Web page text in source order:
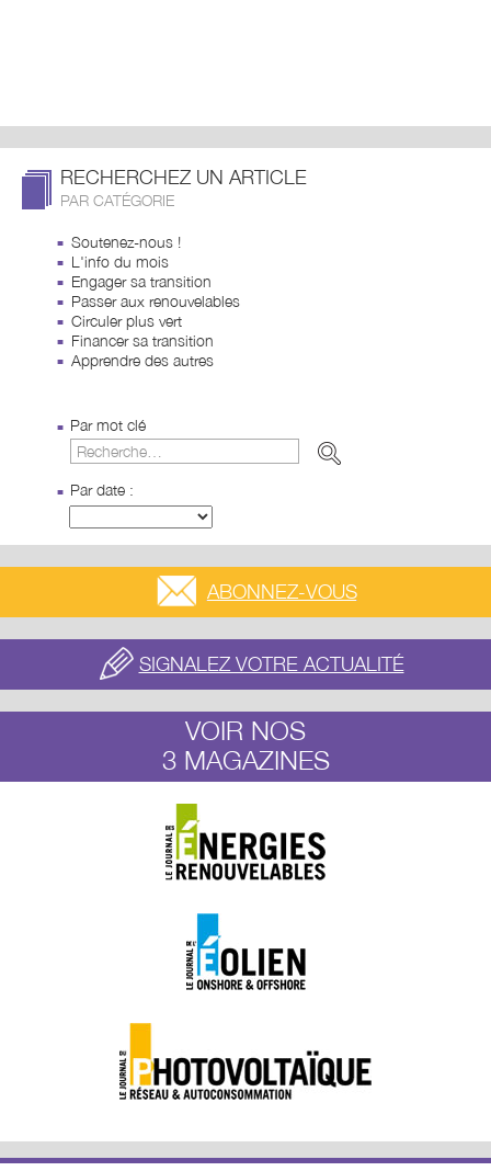
RECHERCHEZ UN ARTICLE
PAR CATÉGORIE
Soutenez-nous !
L'info du mois
Engager sa transition
Passer aux renouvelables
Circuler plus vert
Financer sa transition
Apprendre des autres
Par mot clé
Par date :
ABONNEZ-VOUS
SIGNALEZ VOTRE ACTUALITÉ
VOIR NOS
3 MAGAZINES